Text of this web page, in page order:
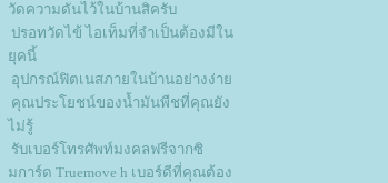
วัดความดันไว้ในบ้านสิครับ
ปรอทวัดไข้ ไอเท็มที่จำเป็นต้องมีใน
ุคนี้
อุปกรณ์ฟิตเนสภายในบ้านอย่างง่า
คุณประโยชน์ของน้ำมันพืชที่คุณยัง
ไม่รู้
รับเบอร์โทรศัพท์มงคลฟรีจากซิ
มการ์ด Truemove h เบอร์ดีที่คุณต้อง